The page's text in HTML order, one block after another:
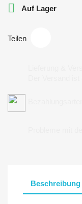
 Auf Lager
Teilen
Beschreibung